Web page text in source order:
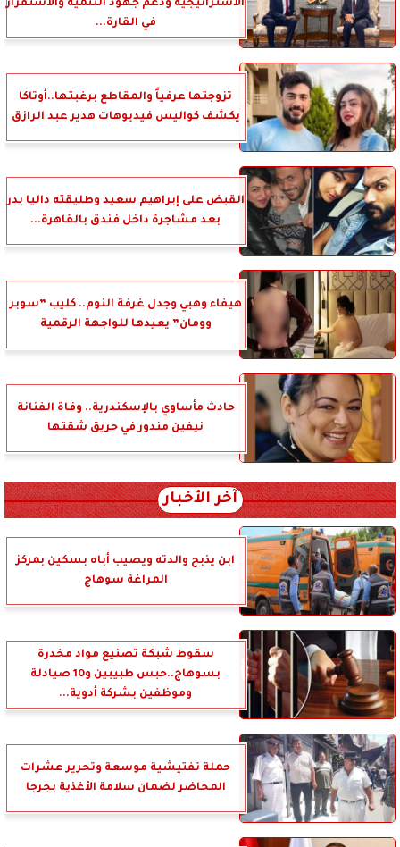
الاستراتيجية ودعم جهود التنمية والاستقرار
في القارة...
تزوجتها عرفياً والمقاطع برغبتها..أوتاكا
يكشف كواليس فيديوهات هدير عبد الرازق
القبض على إبراهيم سعيد وطليقته داليا بدر
بعد مشاجرة داخل فندق بالقاهرة...
هيفاء وهبي وجدل غرفة النوم.. كليب ”سوبر
وومان” يعيدها للواجهة الرقمية
حادث مأساوي بالإسكندرية.. وفاة الفنانة
نيفين مندور في حريق شقتها
آخر الأخبار
ابن يذبح والدته ويصيب أباه بسكين بمركز
المراغة سوهاج
سقوط شبكة تصنيع مواد مخدرة
بسوهاج..حبس طبيبين و10 صيادلة
وموظفين بشركة أدوية...
حملة تفتيشية موسعة وتحرير عشرات
المحاضر لضمان سلامة الأغذية بجرجا